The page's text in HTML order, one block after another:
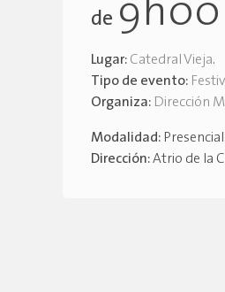
de 9h00
Lugar: Catedral Vieja.
Tipo de evento:
Organiza: Dirección
Modalidad: Presencial
Dirección:Atrio de la